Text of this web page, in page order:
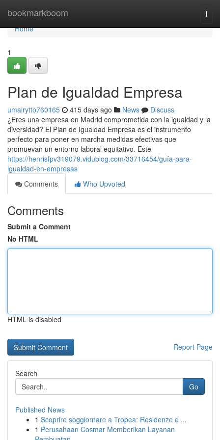
bookmarkboom
Home
Home
1
Plan de Igualdad Empresa
umairytto760165 415 days ago News
Discuss
¿Eres una empresa en Madrid comprometida con la igualdad y la
diversidad? El Plan de Igualdad Empresa es el instrumento
perfecto para poner en marcha medidas efectivas que
promuevan un entorno laboral equitativo. Este
https://henrisfpv319079.vidublog.com/33716454/guía-para-
igualdad-en-empresas
Comments
Who Upvoted
Comments
Submit a Comment
No HTML
HTML is disabled
Report Page
Search
Go
Published News
1 Scoprire soggiornare a Tropea: Residenze e ...
1 Perusahaan Cosmar Memberikan Layanan